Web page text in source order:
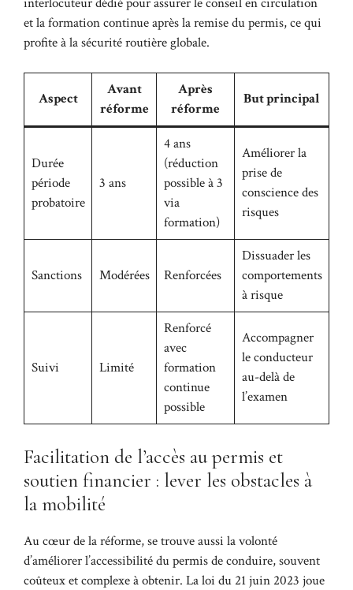
et la formation continue après la remise du permis, ce qui
profite à la sécurité routière globale.
Aspect
Avant
réforme
Après
réforme
But principal
Durée
période
probatoire
3 ans
4 ans
(réduction
possible à 3
via
formation)
Améliorer la
prise de
conscience des
risques
Sanctions Modérées Renforcées
Dissuader les
comportements
à risque
Suivi Limité
Renforcé
avec
formation
continue
possible
Accompagner
le conducteur
au-delà de
l’examen
Facilitation de l’accès au permis et
soutien financier : lever les obstacles à
la mobilité
Au cœur de la réforme, se trouve aussi la volonté
d’améliorer l’accessibilité du permis de conduire, souvent
coûteux et complexe à obtenir. La loi du 21 juin 2023 joue